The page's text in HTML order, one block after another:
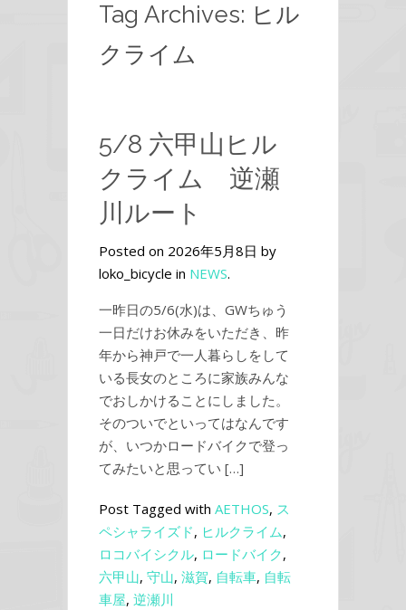
Tag Archives: ヒル
クライム
5/8 六甲山ヒル
クライム 逆瀬
川ルート
Posted on 2026年5月8日 by
loko_bicycle in NEWS.
一昨日の5/6(水)は、GWちゅう
一日だけお休みをいただき、昨
年から神戸で一人暮らしをして
いる長女のところに家族みんな
でおしかけることにしました。
そのついでといってはなんです
が、いつかロードバイクで登っ
てみたいと思ってい […]
Post Tagged with AETHOS, ス
ペシャライズド, ヒルクライム,
ロコバイシクル, ロードバイク,
六甲山, 守山, 滋賀, 自転車, 自転
車屋, 逆瀬川